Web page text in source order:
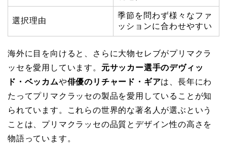
選択理由
季節を問わず様々なファ
ッションに合わせやすい
海外に目を向けると、さらに大物セレブがプリマクラ
ッセを愛用しています。 元サッカー選手のデヴィッ
ド・ベッカムや俳優のリチャード・ギアは、長年にわ
たってプリマクラッセの製品を愛用していることが知
られています。これらの世界的な著名人が選ぶという
ことは、プリマクラッセの品質とデザイン性の高さを
物語っています。